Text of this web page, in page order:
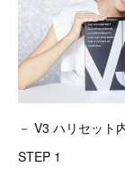
－ V3 ハリセット
STEP 1